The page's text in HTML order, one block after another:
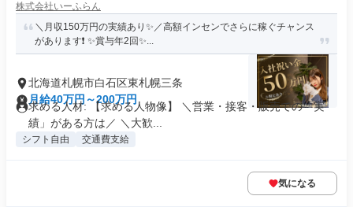
株式会社いーふらん
＼月収150万円の実績あり✨／高額インセンでさらに稼ぐチャンス
があります❗ ✨賞与年2回✨...
北海道札幌市白石区東札幌三条
月給40万円～200万円
求める人材: 【求める人物像】 ＼営業・接客・販売での「実
績」がある方は／ ＼大歓...
シフト自由 交通費支給
気になる